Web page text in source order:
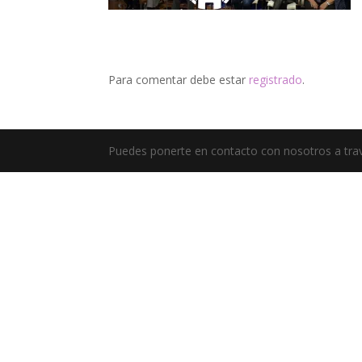
Para comentar debe estar registrado.
Puedes ponerte en contacto con nosotros a